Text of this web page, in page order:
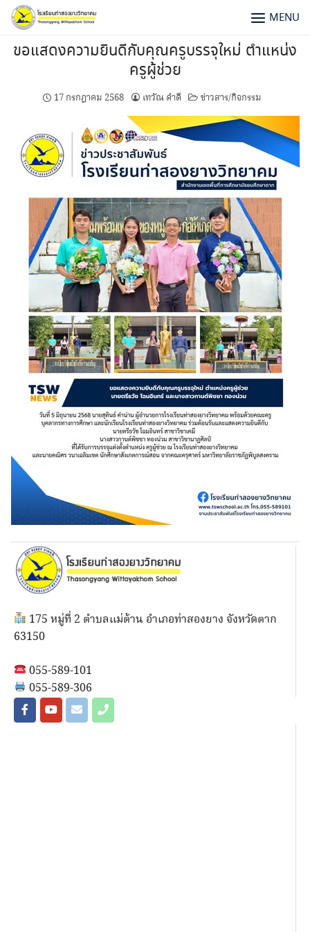
MENU
ขอแสดงความยินดีกับคุณครูบรรจุใหม่ ตำแหน่ง
ครูผู้ช่วย
17 กรกฎาคม 2568 เทวัณ ดำดี ข่าวสาร/กิจกรรม
175 หมู่ที่ 2 ตำบลแม่ต้าน อำเภอท่าสองยาง จังหวัดตาก
63150
055-589-101
055-589-306